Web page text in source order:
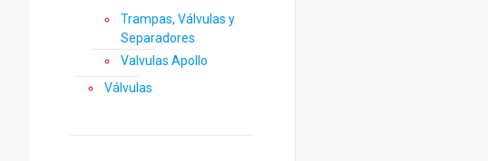
Trampas, Válvulas y
Separadores
Valvulas Apollo
Válvulas